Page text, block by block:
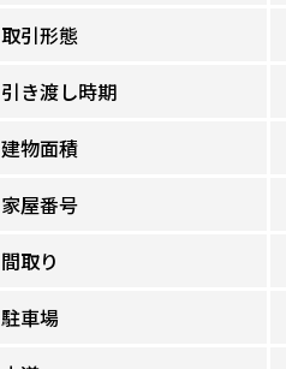
取引形態
引き渡し時期
建物面積
家屋番号
間取り
駐車場